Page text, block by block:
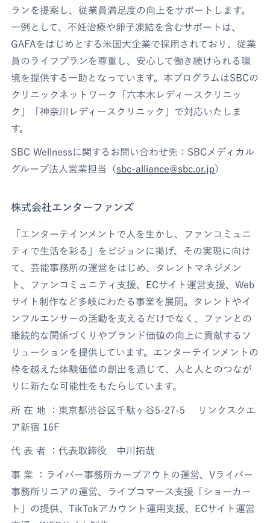
ランを提案し、従業員満足度の向上をサポートします。
一例として、不妊治療や卵子凍結を含むサポートは、
GAFAをはじめとする米国大企業で採用されており、従業
員のライフプランを尊重し、安心して働き続けられる環
境を提供する一助となっています。本プログラムはSBCの
クリニックネットワーク「六本木レディースクリニッ
ク」「神奈川レディースクリニック」で対応いたしま
す。
SBC Wellnessに関するお問い合わせ先：SBCメディカル
グループ法人営業担当（sbc-alliance@sbc.or.jp）
株式会社エンターファンズ
「エンターテインメントで人を生かし、ファンコミュニ
ティで生活を彩る」をビジョンに掲げ、その実現に向け
て、芸能事務所の運営をはじめ、タレントマネジメン
ト、ファンコミュニティ支援、ECサイト運営支援、Web
サイト制作など多岐にわたる事業を展開。タレントやイ
ンフルエンサーの活動を支えるだけでなく、ファンとの
継続的な関係づくりやブランド価値の向上に貢献するソ
リューションを提供しています。エンターテインメントの
枠を越えた体験価値の創出を通じて、人と人とのつなが
りに新たな可能性をもたらしています。
所 在 地 ：東京都渋谷区千駄ヶ谷5-27-5 リンクスクエ
ア新宿 16F
代 表 者 ：代表取締役 中川拓哉
事 業 ：ライバー事務所カーブアウトの運営、Vライバー
事務所リニアの運営、ライブコマース支援「ショーカー
ト」の提供、TikTokアカウント運用支援、ECサイト運営